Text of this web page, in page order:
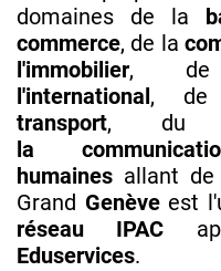
domaines de la
commerce, de la
l'immobilier,
l'international,
transport, du
la
humaines allant de
Grand Genève est
réseau IPAC
Eduservices.